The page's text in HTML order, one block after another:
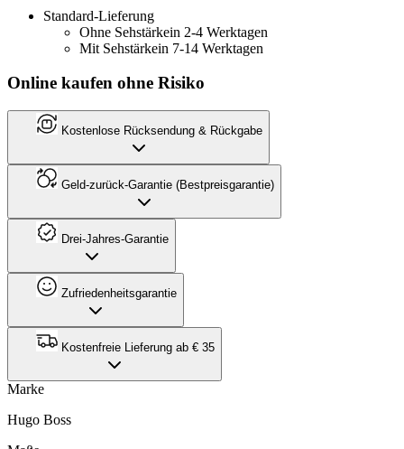
Standard-Lieferung
Ohne Sehstärkein 2-4 Werktagen
Mit Sehstärkein 7-14 Werktagen
Online kaufen ohne Risiko
Kostenlose Rücksendung & Rückgabe
Geld-zurück-Garantie (Bestpreisgarantie)
Drei-Jahres-Garantie
Zufriedenheitsgarantie
Kostenfreie Lieferung ab € 35
Marke
Hugo Boss